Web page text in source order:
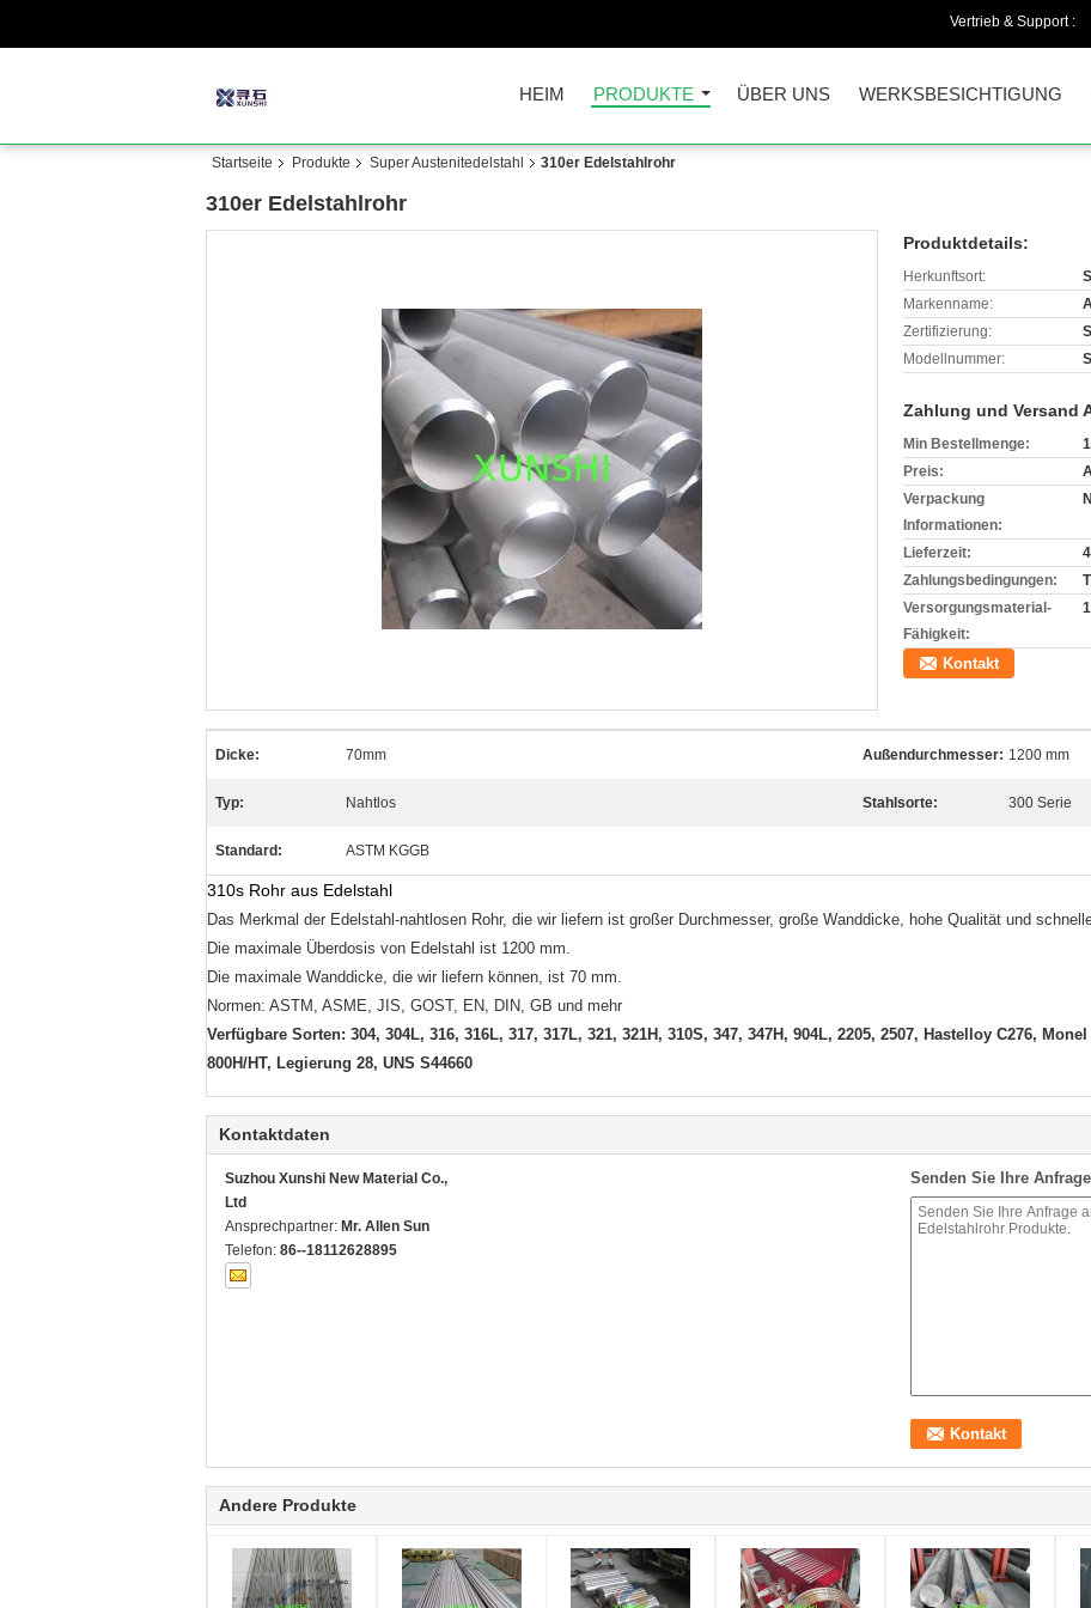
Vertrieb & Support :
HEIM PRODUKTE ÜBER UNS WERKSBESICHTIGUNG
Startseite Produkte Super Austenitedelstahl 310er Edelstahlrohr
310er Edelstahlrohr
Produktdetails:
Herkunftsort:
Markenname:
Zertifizierung:
Modellnummer:
Zahlung und Versand
Min Bestellmenge:
Preis:
Verpackung
Informationen:
Lieferzeit:
Zahlungsbedingungen:
Versorgungsmaterial-
Fähigkeit:
Kontakt
Dicke: 70mm Außendurchmesser: 1200 mm
Typ: Nahtlos Stahlsorte: 300 Serie
Standard: ASTM KGGB
310s Rohr aus Edelstahl
Das Merkmal der Edelstahl-nahtlosen Rohr, die wir liefern ist großer Durchmesser, große Wanddicke, hohe Qualität und
Die maximale Überdosis von Edelstahl ist 1200 mm.
Die maximale Wanddicke, die wir liefern können, ist 70 mm.
Normen: ASTM, ASME, JIS, GOST, EN, DIN, GB und mehr
Verfügbare Sorten: 304, 304L, 316, 316L, 317, 317L, 321, 321H, 310S, 347, 347H, 904L, 2205, 2507, Hastelloy C276,
800H/HT, Legierung 28, UNS S44660
Kontaktdaten
Suzhou Xunshi New Material Co.,
Ltd
Ansprechpartner: Mr. Allen Sun
Telefon: 86--18112628895
Senden Sie Ihre
Andere Produkte